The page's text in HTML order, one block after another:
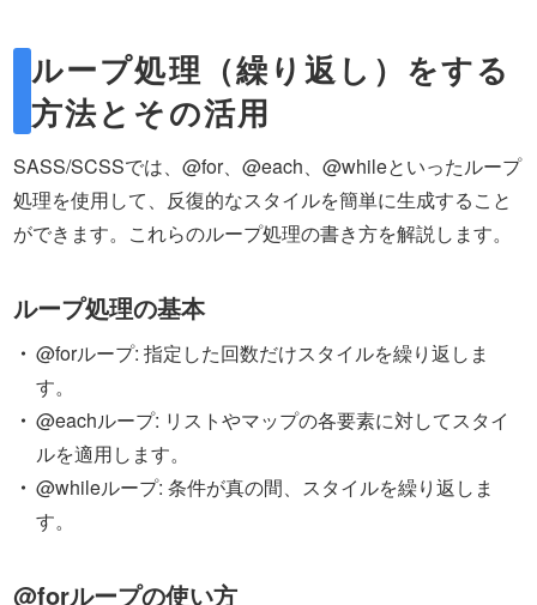
ループ処理（繰り返し）をする
方法とその活用
SASS/SCSSでは、@for、@each、@whileといったループ
処理を使用して、反復的なスタイルを簡単に生成すること
ができます。これらのループ処理の書き方を解説します。
ループ処理の基本
@forループ: 指定した回数だけスタイルを繰り返しま
す。
@eachループ: リストやマップの各要素に対してスタイ
ルを適用します。
@whileループ: 条件が真の間、スタイルを繰り返しま
す。
@forループの使い方